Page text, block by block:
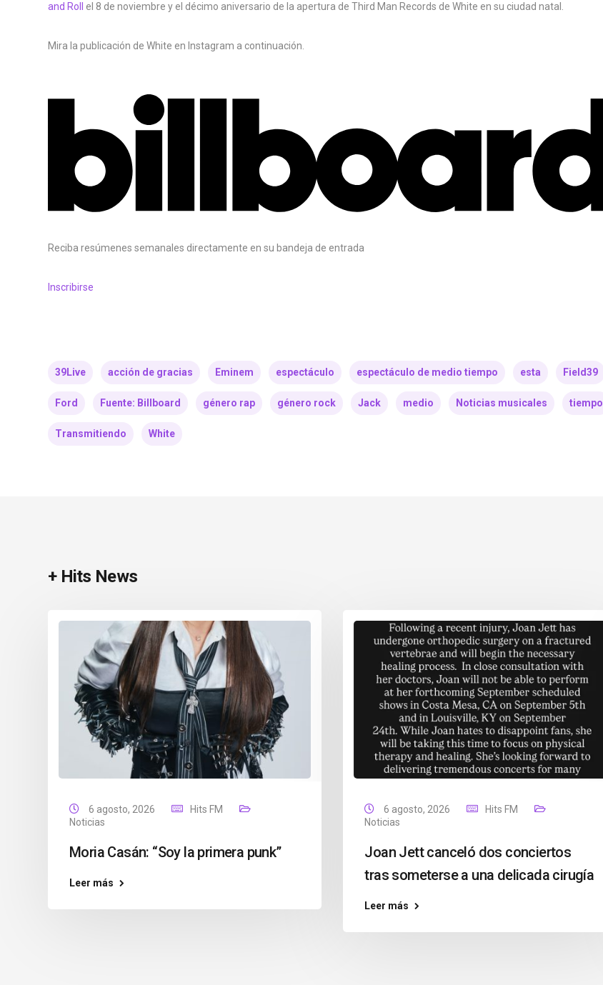
and Roll el 8 de noviembre y el décimo aniversario de la apertura de Third Man Records de White en su ciudad natal.
Mira la publicación de White en Instagram a continuación.
Reciba resúmenes semanales directamente en su bandeja de entrada
Inscribirse
39Live acción de gracias Eminem espectáculo espectáculo de medio tiempo esta Field39
Ford Fuente: Billboard género rap género rock Jack medio Noticias musicales tiempo
Transmitiendo White
+ Hits News
6 agosto, 2026
Hits FM
Noticias
Moria Casán: “Soy la primera punk”
Leer más
6 agosto, 2026
Hits FM
Noticias
Joan Jett canceló dos conciertos
tras someterse a una delicada cirugía
Leer más